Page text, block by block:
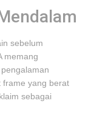
sebelum
memang
frame yang berat
sebagai